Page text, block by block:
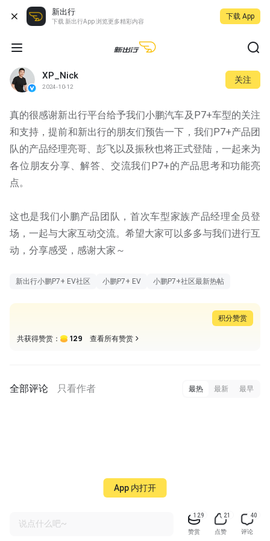
新出行
下载 新出行App 浏览更多精彩内容
下载 App
XP_Nick
2024-10-12
关注
真的很感谢新出行平台给予我们小鹏汽车及P7+车型的关注
和支持，提前和新出行的朋友们预告一下，我们P7+产品团
队的产品经理亮哥、彭飞以及振秋也将正式登陆，一起来为
各位朋友分享、解答、交流我们P7+的产品思考和功能亮
点。
这也是我们小鹏产品团队，首次车型家族产品经理全员登
场，一起与大家互动交流。希望大家可以多多与我们进行互
动，分享感受，感谢大家～
新出行小鹏P7+ EV社区 小鹏P7+ EV 小鹏P7+社区最新热帖
积分赞赏
共获得赞赏： 129 查看所有赞赏
全部评论 只看作者 最热 最新 最早
说点什么吧~
129
赞赏
21
点赞
40
评论
App 内打开